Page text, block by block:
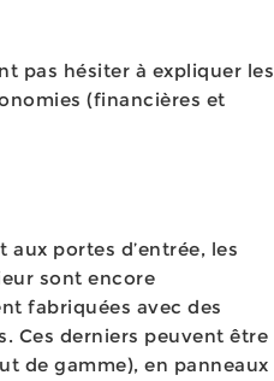
pas hésiter à expliquer les
(financières et
aux portes d’entrée, les
sont encore
fabriquées avec des
Ces derniers peuvent être
de gamme), en panneaux